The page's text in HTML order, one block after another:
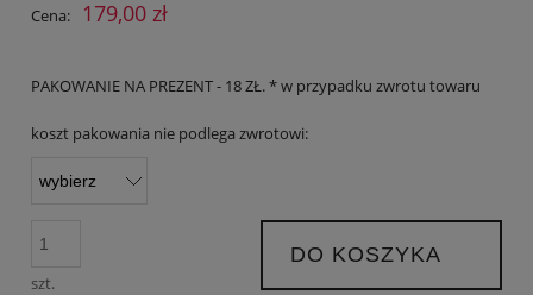
Cena: 179,00 zł
PAKOWANIE NA PREZENT - 18 ZŁ. * w przypadku zwrotu towaru
koszt pakowania nie podlega zwrotowi:
szt.
DO KOSZYKA